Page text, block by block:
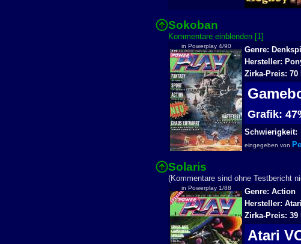
Sokoban
Kommentare einblenden [1]
in Powerplay 4/90
Genre:
Hersteller:
Zirka-Preis: 70
Grafik:
Schwierigkeit:
eingegeben von
Solaris
(Kommentare sind ohne Testbericht
in Powerplay 1/88
Genre: Action
Hersteller: Atari
Zirka-Preis: 39
Atari